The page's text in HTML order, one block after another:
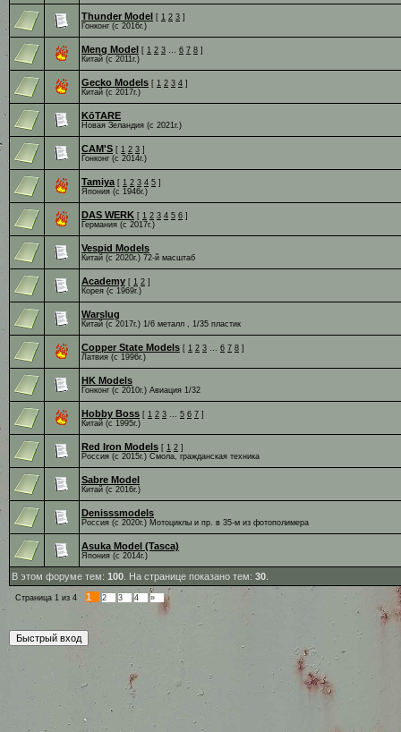
Thunder Model [ 1 2 3 ]
Гонконг (с 2016г.)
Meng Model [ 1 2 3 … 6 7 8 ]
Китай (c 2011г.)
Gecko Models [ 1 2 3 4 ]
Китай (c 2017г.)
KōTARE
Новая Зеландия (c 2021г.)
CAM'S [ 1 2 3 ]
Гонконг (с 2014г.)
Tamiya [ 1 2 3 4 5 ]
Япония (с 1946г.)
DAS WERK [ 1 2 3 4 5 6 ]
Германия (c 2017г.)
Vespid Models
Китай (с 2020г.) 72-й масштаб
Academy [ 1 2 ]
Корея (с 1969г.)
Warslug
Китай (c 2017г.) 1/6 металл , 1/35 пластик
Copper State Models [ 1 2 3 … 6 7 8 ]
Латвия (c 1996г.)
HK Models
Гонконг (с 2010г.) Авиация 1/32
Hobby Boss [ 1 2 3 … 5 6 7 ]
Китай (c 1995г.)
Red Iron Models [ 1 2 ]
Россия (с 2015г.) Смола, гражданская техника
Sabre Model
Китай (c 2016г.)
Denisssmodels
Россия (с 2020г.) Мотоциклы и пр. в 35-м из фотополимера
Asuka Model (Tasca)
Япония (с 2014г.)
В этом форуме тем: 100 . На странице показано тем: 30
Страница 1 из 4 1 2 3 4 »